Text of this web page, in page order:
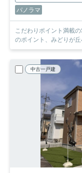
パノラマ
こだわりポイント満載
のポイント、みどりが
中古一戸建